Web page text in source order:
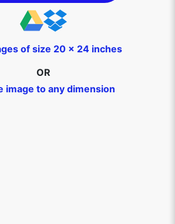
of size 20 x 24 inches
OR
image to any dimension